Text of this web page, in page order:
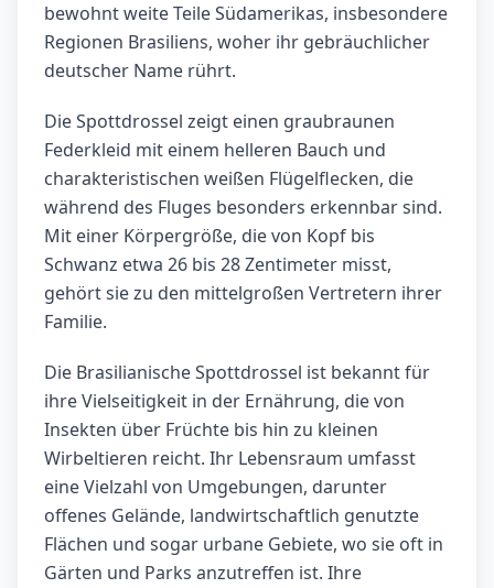
bewohnt weite Teile Südamerikas, insbesondere
Regionen Brasiliens, woher ihr gebräuchlicher
deutscher Name rührt.
Die Spottdrossel zeigt einen graubraunen
Federkleid mit einem helleren Bauch und
charakteristischen weißen Flügelflecken, die
während des Fluges besonders erkennbar sind.
Mit einer Körpergröße, die von Kopf bis
Schwanz etwa 26 bis 28 Zentimeter misst,
gehört sie zu den mittelgroßen Vertretern ihrer
Familie.
Die Brasilianische Spottdrossel ist bekannt für
ihre Vielseitigkeit in der Ernährung, die von
Insekten über Früchte bis hin zu kleinen
Wirbeltieren reicht. Ihr Lebensraum umfasst
eine Vielzahl von Umgebungen, darunter
offenes Gelände, landwirtschaftlich genutzte
Flächen und sogar urbane Gebiete, wo sie oft in
Gärten und Parks anzutreffen ist. Ihre